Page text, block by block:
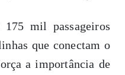
mil passageiros
que conectam o
a importância de